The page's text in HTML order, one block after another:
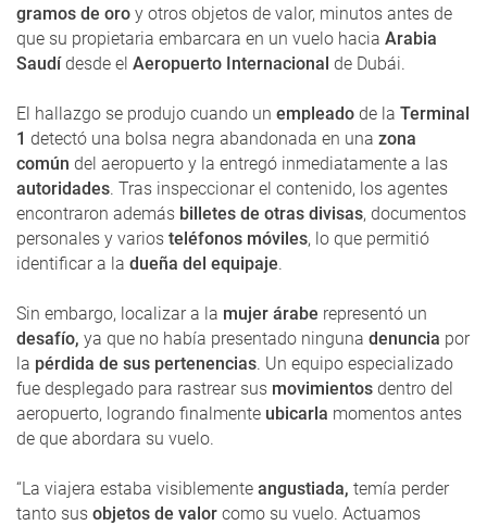
gramos de oro y otros objetos de valor, minutos antes de
que su propietaria embarcara en un vuelo hacia Arabia
Saudídesde el Aeropuerto Internacional de Dubái.
El hallazgo se produjo cuando un empleado de la Terminal
1 detectó una bolsa negra abandonada en una zona
común del aeropuerto y la entregó inmediatamente a las
autoridades. Tras inspeccionar el contenido, los agentes
encontraron además billetes de otras divisas, documentos
personales y varios teléfonos móviles, lo que permitió
identificar a la dueña del equipaje.
Sin embargo, localizar a la mujer árabe representó un
desafío, ya que no había presentado ninguna denuncia por
la pérdida de sus pertenencias. Un equipo especializado
fue desplegado para rastrear sus movimientos dentro del
aeropuerto, logrando finalmente ubicarla momentos antes
de que abordara su vuelo.
“La viajera estaba visiblemente angustiada, temía perder
tanto sus objetos de valor como su vuelo. Actuamos